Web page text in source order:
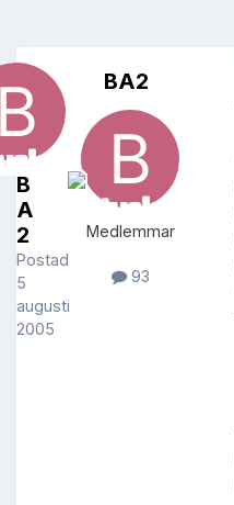
B
A
2
Postad
5
augusti
2005
BA2
Medlemmar
93